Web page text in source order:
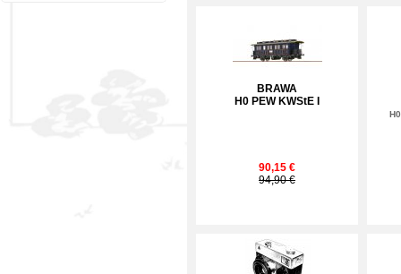
BRAWA
H0 PEW KWStE I
90,15 €
94,90 €